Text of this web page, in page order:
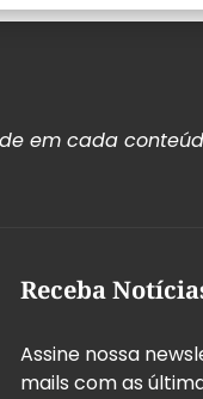
em cada
Receba
Assine nossa
mails com as